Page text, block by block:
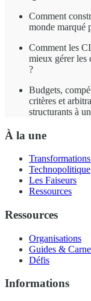
Comment
monde marqué
Comment les
mieux gérer les
?
Budgets,
critères et
structurants à
À la une
Technopolitique
Les Faiseurs
Ressources
Ressources
Organisations
Guides &
Défis
Informations